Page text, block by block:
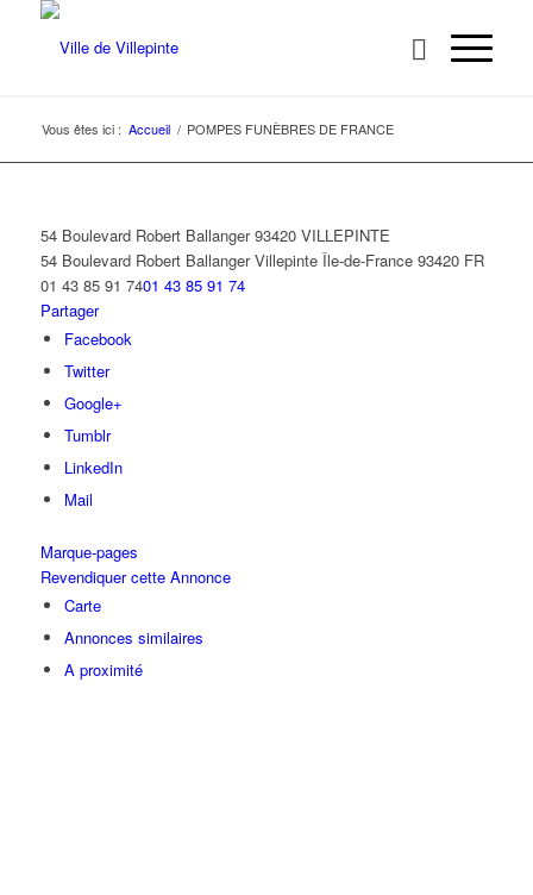
Vous êtes ici : Accueil / POMPES FUNÈBRES DE FRANCE
54 Boulevard Robert Ballanger 93420 VILLEPINTE
54 Boulevard Robert Ballanger Villepinte Île-de-France 93420 FR
01 43 85 91 7401 43 85 91 74
Partager
Facebook
Twitter
Google+
Tumblr
LinkedIn
Mail
Marque-pages
Revendiquer cette Annonce
Carte
Annonces similaires
A proximité